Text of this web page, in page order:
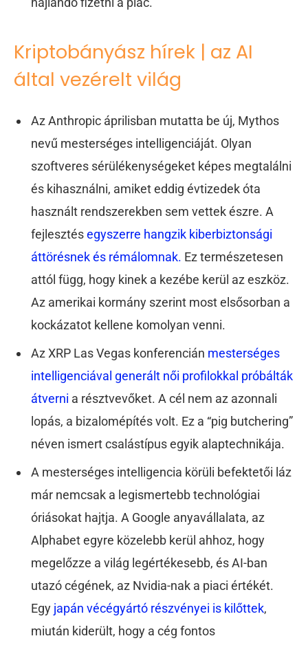
Kriptobányász hírek | az AI
által vezérelt világ
Az Anthropic áprilisban mutatta be új, Mythos
nevű mesterséges intelligenciáját. Olyan
szoftveres sérülékenységeket képes megtalálni
és kihasználni, amiket eddig évtizedek óta
használt rendszerekben sem vettek észre. A
fejlesztésegyszerre hangzik kiberbiztonsági
áttörésnek és rémálomnak. Ez természetesen
attól függ, hogy kinek a kezébe kerül az eszköz.
Az amerikai kormány szerint most elsősorban a
kockázatot kellene komolyan venni.
Az XRP Las Vegas konferencián mesterséges
intelligenciával generált női profilokkal próbálták
átverni a résztvevőket. A cél nem az azonnali
lopás, a bizalomépítés volt. Ez a “pig butchering”
néven ismert csalástípus egyik alaptechnikája.
A mesterséges intelligencia körüli befektetői láz
már nemcsak a legismertebb technológiai
óriásokat hajtja. A Google anyavállalata, az
Alphabet egyre közelebb kerül ahhoz, hogy
megelőzze a világ legértékesebb, és AI-ban
utazó cégének, az Nvidia-nak a piaci értékét.
Egy japán vécégyártó részvényei is kilőttek,
miután kiderült, hogy a cég fontos